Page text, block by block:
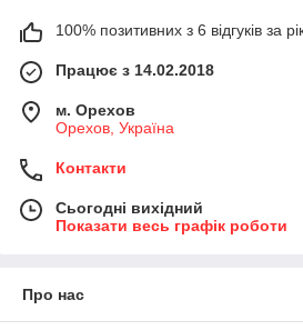
100% позитивних з 6 відгуків за
Працює з 14.02.2018
м. Орехов
Орехов, Україна
Контакти
Сьогодні вихідний
Показати весь графік роботи
Про нас